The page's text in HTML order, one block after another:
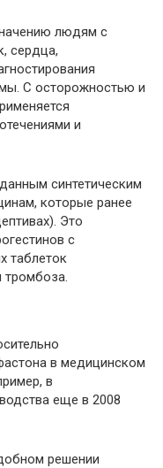
людям с
сердца,
С осторожностью и
и
синтетическим
которые ранее
Это
с
таблеток
тромбоза.
в медицинском
в
еще в 2008
решении